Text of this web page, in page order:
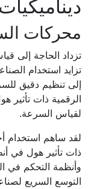
محركات
تزداد الحاجة إلى
تزايد استخدام
إلى تنظيم دقيق
الرقمية ذات تأثير
لقياس السرعة.
لقد ساهم استخدام
وأنظمة التحكم في
التوسع السريع